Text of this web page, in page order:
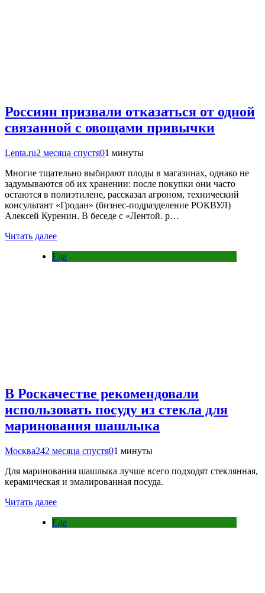
Россиян призвали отказаться от одной
связанной с овощами привычки
Lenta.ru2 месяца спустя01 минуты
Многие тщательно выбирают плоды в магазинах, однако не
задумываются об их хранении: после покупки они часто
остаются в полиэтилене, рассказал агроном, технический
консультант «Гродан» (бизнес-подразделение РОКВУЛ)
Алексей Куренин. В беседе с «Лентой. р…
Читать далее
Еда
В Роскачестве рекомендовали
использовать посуду из стекла для
маринования шашлыка
Москва242 месяца спустя01 минуты
Для маринования шашлыка лучше всего подходят стеклянная,
керамическая и эмалированная посуда.
Читать далее
Еда